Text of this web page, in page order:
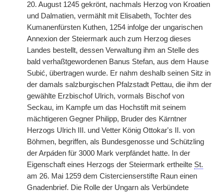
20. August 1245 gekrönt, nachmals Herzog von Kroatien
und Dalmatien, vermählt mit Elisabeth, Tochter des
Kumanenfürsten Kuthen, 1254 infolge der ungarischen
Annexion der Steiermark auch zum Herzog dieses
Landes bestellt, dessen Verwaltung ihm an Stelle des
bald verhaßtgewordenen Banus Stefan, aus dem Hause
Subić, übertragen wurde. Er nahm deshalb seinen Sitz in
der damals salzburgischen Pfalzstadt Pettau, die ihm der
gewählte Erzbischof Ulrich, vormals Bischof von
Seckau, im Kampfe um das Hochstift mit seinem
mächtigeren Gegner Philipp, Bruder des Kärntner
Herzogs Ulrich III. und Vetter König Ottokar's II. von
Böhmen, begriffen, als Bundesgenosse und Schützling
der Arpáden für 3000 Mark verpfändet hatte. In der
Eigenschaft eines Herzogs der Steiermark ertheilte St.
am 26. Mai 1259 dem Cistercienserstifte Raun einen
Gnadenbrief. Die Rolle der Ungarn als Verbündete